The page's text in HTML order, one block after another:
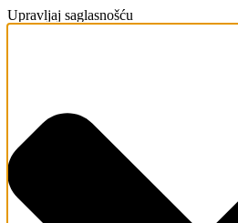
Upravljaj saglasnošću